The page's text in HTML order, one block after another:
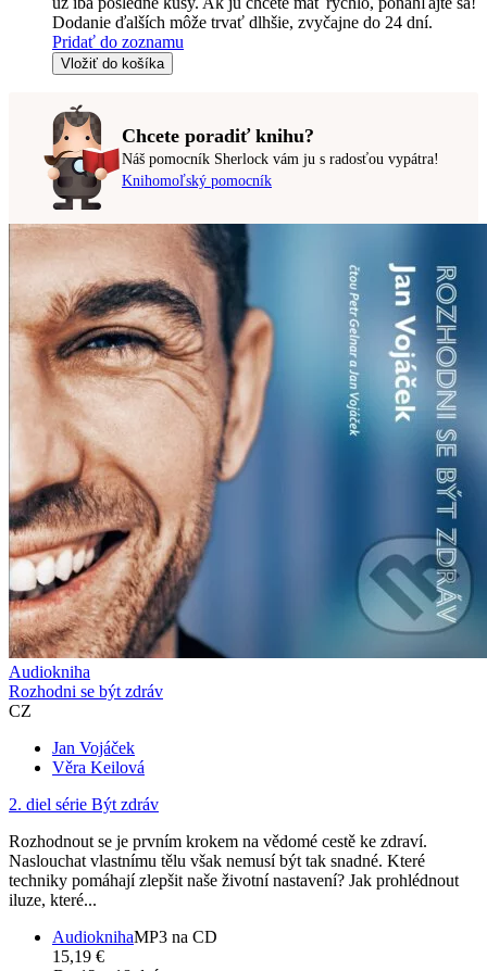
Dodanie ďalších môže trvať dlhšie, zvyčajne do 24 dní.
Pridať do zoznamu
Vložiť do košíka
Chcete poradiť knihu?
Náš pomocník Sherlock vám ju s radosťou vypátra!
Knihomoľský pomocník
Audiokniha
Rozhodni se být zdráv
CZ
Jan Vojáček
Věra Keilová
2. diel série Být zdráv
Rozhodnout se je prvním krokem na vědomé cestě ke zdraví.
Naslouchat vlastnímu tělu však nemusí být tak snadné. Které
techniky pomáhají zlepšit naše životní nastavení? Jak prohlédnout
iluze, které...
AudioknihaMP3 na CD
15,19 €